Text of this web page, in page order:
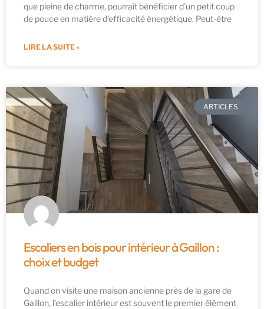
que pleine de charme, pourrait bénéficier d’un petit coup
de pouce en matière d’efficacité énergétique. Peut-être
LIRE LA SUITE »
ARTICLES
Escaliers en bois pour intérieur à Gaillon :
choix et budget
Quand on visite une maison ancienne près de la gare de
Gaillon, l’escalier intérieur est souvent le premier élément